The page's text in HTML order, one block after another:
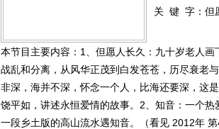
关 键 字： 但
本节目主要内容：1、但愿人长久：九十岁老人
战乱和分离，从风华正茂到白发苍苍，历尽衰老
非深，海并不深，怀念一个人，比海还要深，这
饶平如，讲述永恒爱情的故事。2、知音：一个
一段乡土版的高山流水遇知音。（看见 2012年 第